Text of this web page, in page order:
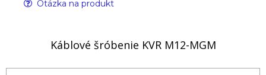
Otázka na produkt
Káblové šróbenie KVR M12-MGM